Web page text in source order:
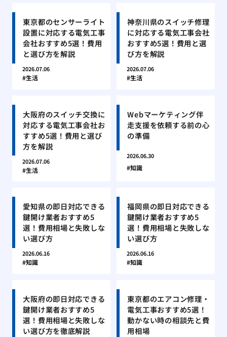
東京都のセンサーライト
設置に対応する電気工事
会社おすすめ5選！費用
と選び方を解説
2026.07.06
生活
神奈川県のスイッチ修理
に対応する電気工事会社
おすすめ5選！費用と選
び方を解説
2026.07.06
生活
大阪府のスイッチ交換に
対応する電気工事会社お
すすめ5選！費用と選び
方を解説
2026.07.06
生活
Webマーケティング伴
走支援を依頼する前の心
の準備
2026.06.30
知識
愛知県の即日対応できる
鍵開け業者おすすめ5
選！費用相場と失敗しな
い選び方
2026.06.16
知識
福岡県の即日対応できる
鍵開け業者おすすめ5
選！費用相場と失敗しな
い選び方
2026.06.16
知識
大阪府の即日対応できる
鍵開け業者おすすめ5
選！費用相場と失敗しな
い選び方を徹底解説
東京都のエアコン修理・
電気工事おすすめ5選！
動かない時の相談先と費
用相場